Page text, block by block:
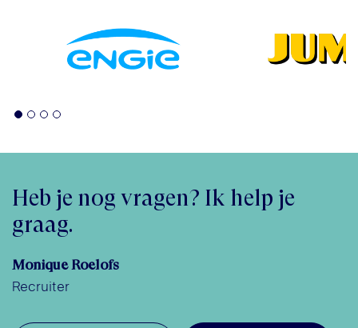
Heb je nog vragen? Ik help je
graag.
Monique Roelofs
Recruiter